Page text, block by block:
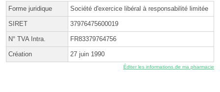
Forme juridique Société d'exercice libéral à responsabilité limitée
SIRET 37976475600019
N° TVA Intra. FR83379764756
Création 27 juin 1990
Éditer les informations de ma pharmacie